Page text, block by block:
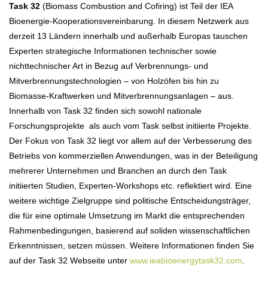
Task 32 (Biomass Combustion and Cofiring) ist Teil der IEA
Bioenergie-Kooperationsvereinbarung. In diesem Netzwerk aus
derzeit 13 Ländern innerhalb und außerhalb Europas tauschen
Experten strategische Informationen technischer sowie
nichttechnischer Art in Bezug auf Verbrennungs- und
Mitverbrennungstechnologien – von Holzöfen bis hin zu
Biomasse-Kraftwerken und Mitverbrennungsanlagen – aus.
Innerhalb von Task 32 finden sich sowohl nationale
Forschungsprojekte als auch vom Task selbst initiierte Projekte.
Der Fokus von Task 32 liegt vor allem auf der Verbesserung des
Betriebs von kommerziellen Anwendungen, was in der Beteiligung
mehrerer Unternehmen und Branchen an durch den Task
initiierten Studien, Experten-Workshops etc. reflektiert wird. Eine
weitere wichtige Zielgruppe sind politische Entscheidungsträger,
die für eine optimale Umsetzung im Markt die entsprechenden
Rahmenbedingungen, basierend auf soliden wissenschaftlichen
Erkenntnissen, setzen müssen. Weitere Informationen finden Sie
auf der Task 32 Webseite unter www.ieabioenergytask32.com